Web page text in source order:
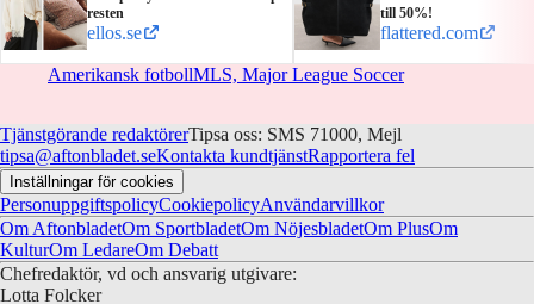
resten
ellos.se
till 50%!
flattered.com
Amerikansk fotbollMLS, Major League Soccer
Tjänstgörande redaktörerTipsa oss: SMS 71000, Mejl
tipsa@aftonbladet.seKontakta kundtjänstRapportera fel
Inställningar för cookies
PersonuppgiftspolicyCookiepolicyAnvändarvillkor
Om AftonbladetOm SportbladetOm NöjesbladetOm PlusOm
KulturOm LedareOm Debatt
Chefredaktör, vd och ansvarig utgivare:
Lotta Folcker